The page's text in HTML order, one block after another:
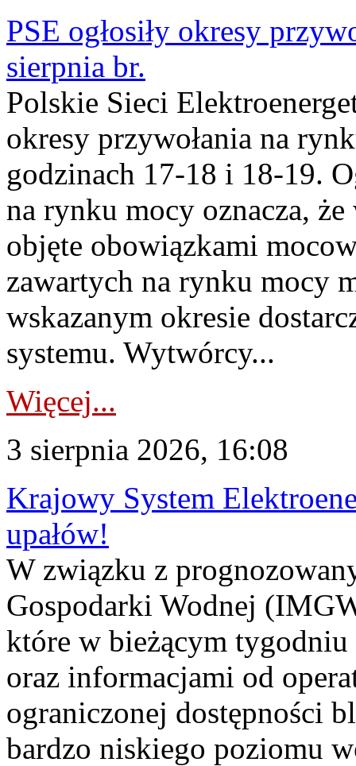
PSE ogłosiły okresy
sierpnia br.
Polskie Sieci
okresy przywołania na
godzinach 17-18 i 18-19.
na rynku mocy oznacza,
objęte obowiązkami
zawartych na rynku mocy
wskazanym okresie
systemu. Wytwórcy...
Więcej...
3 sierpnia 2026, 16:08
Krajowy System
upałów!
W związku z
Gospodarki Wodnej
które w bieżącym tygodniu
oraz informacjami od
ograniczonej dostępności
bardzo niskiego poziomu